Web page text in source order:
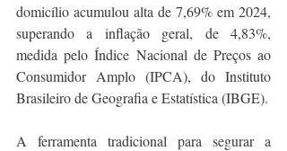
domicílio acumulou alta de 7,69% em 2024,
superando a inflação geral, de 4,83%,
medida pelo Índice Nacional de Preços ao
Consumidor Amplo (IPCA), do Instituto
Brasileiro de Geografia e Estatística (IBGE).
A ferramenta tradicional para segurar a